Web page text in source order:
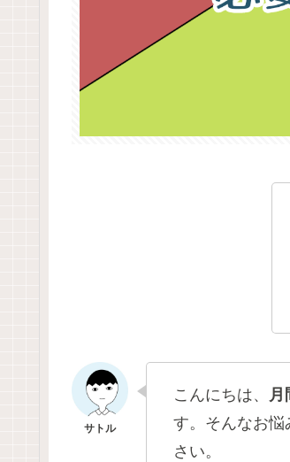
こんにちは、 月
す。そんなお
さい。